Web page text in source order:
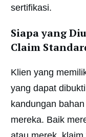
sertifikasi.
Siapa yang
Claim
Klien yang
yang dapat
kandungan
mereka. Baik